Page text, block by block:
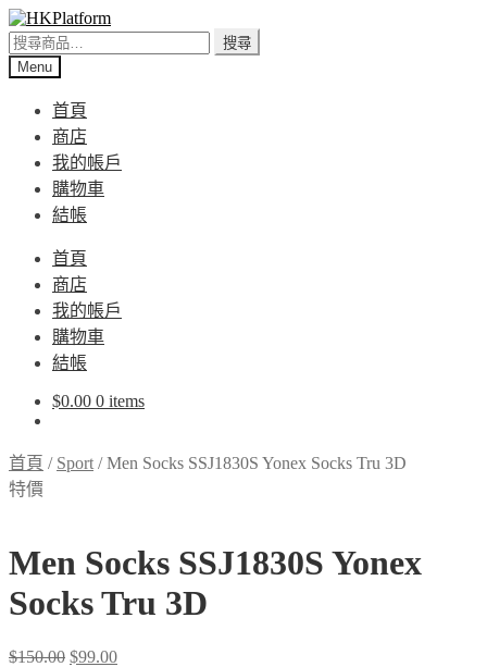
Skip
to
navigation
Skip
to
content
搜
尋
搜尋
Menu
首頁
商店
我的帳戶
購物車
結帳
首頁
商店
我的帳戶
購物車
結帳
$0.00 0 items
首頁 / Sport /Men Socks SSJ1830S Yonex Socks Tru 3D
特價
Men Socks SSJ1830S Yonex
Socks Tru 3D
$150.00 Original
$99.00Current